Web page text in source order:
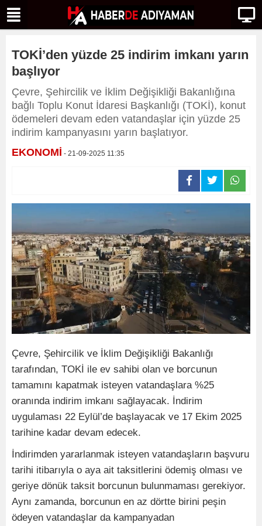
TOKİ’den yüzde 25 indirim imkanı yarın
başlıyor
Çevre, Şehircilik ve İklim Değişikliği Bakanlığına
bağlı Toplu Konut İdaresi Başkanlığı (TOKİ), konut
ödemeleri devam eden vatandaşlar için yüzde 25
indirim kampanyasını yarın başlatıyor.
EKONOMİ - 21-09-2025 11:35
Çevre, Şehircilik ve İklim Değişikliği Bakanlığı
tarafından, TOKİ ile ev sahibi olan ve borcunun
tamamını kapatmak isteyen vatandaşlara %25
oranında indirim imkanı sağlayacak. İndirim
uygulaması 22 Eylül’de başlayacak ve 17 Ekim 2025
tarihine kadar devam edecek.
İndirimden yararlanmak isteyen vatandaşların başvuru
tarihi itibarıyla o aya ait taksitlerini ödemiş olması ve
geriye dönük taksit borcunun bulunmaması gerekiyor.
Aynı zamanda, borcunun en az dörtte birini peşin
ödeyen vatandaşlar da kampanyadan